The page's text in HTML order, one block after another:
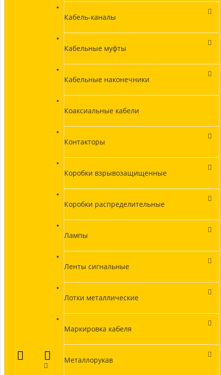
Кабель-каналы
Кабельные муфты
Кабельные наконечники
Коаксиальные кабели
Контакторы
Коробки взрывозащищенные
Коробки распределительные
Лампы
Ленты сигнальные
Лотки металлические
Маркировка кабеля
Металлорукав